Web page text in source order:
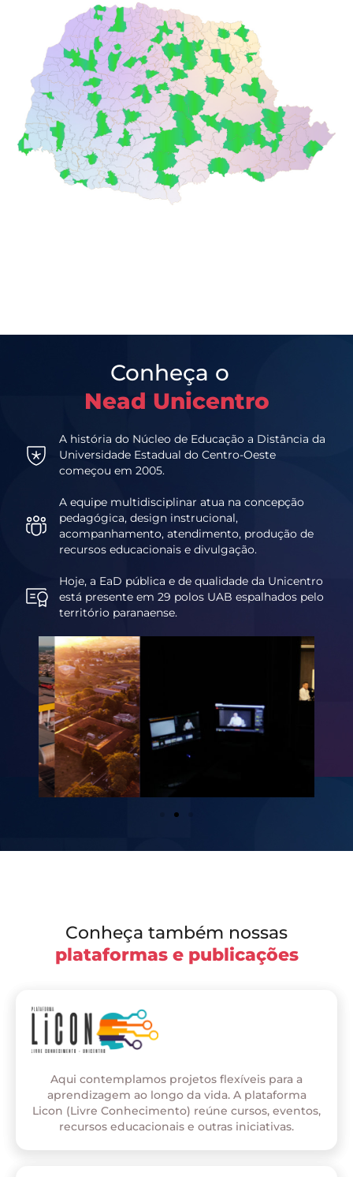
Conheça o
Nead Unicentro
A história do Núcleo de Educação a Distância da
Universidade Estadual do Centro-Oeste
começou em 2005.
A equipe multidisciplinar atua na concepção
pedagógica, design instrucional,
acompanhamento, atendimento, produção de
recursos educacionais e divulgação.
Hoje, a EaD pública e de qualidade da Unicentro
está presente em 29 polos UAB espalhados pelo
território paranaense.
Conheça também nossas
plataformas e publicações
Aqui contemplamos projetos flexíveis para a
aprendizagem ao longo da vida. A plataforma
Licon (Livre Conhecimento) reúne cursos, eventos,
recursos educacionais e outras iniciativas.